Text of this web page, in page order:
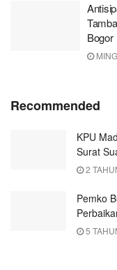
Bogor
Recommended
KPU
Surat
2
Pemko
5